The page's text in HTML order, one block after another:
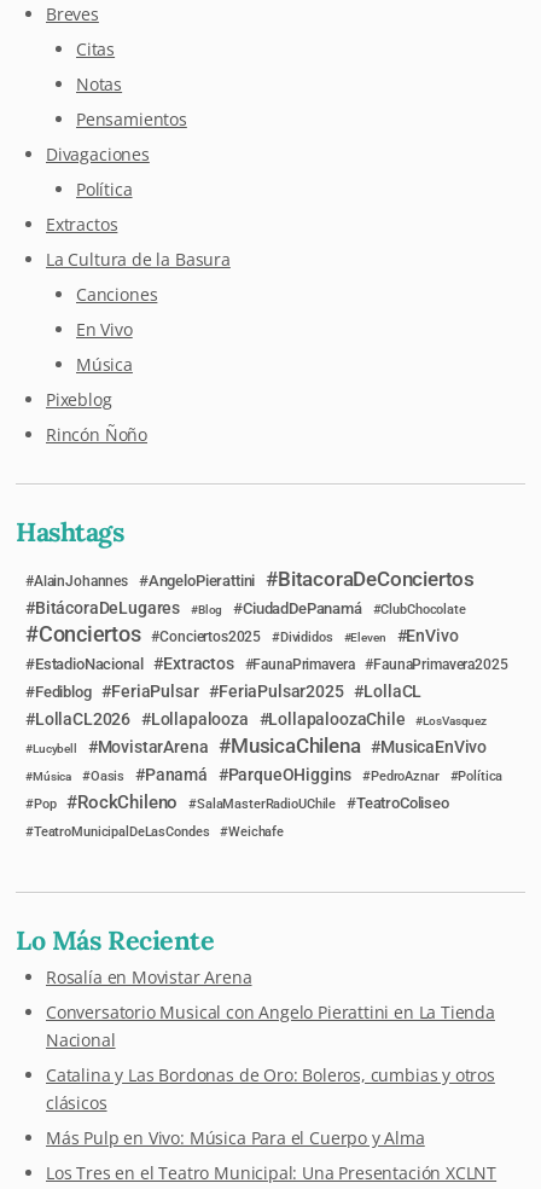
Breves
Citas
Notas
Pensamientos
Divagaciones
Política
Extractos
La Cultura de la Basura
Canciones
En Vivo
Música
Pixeblog
Rincón Ñoño
Hashtags
AlainJohannes AngeloPierattini BitacoraDeConciertos
BitácoraDeLugares Blog CiudadDePanamá ClubChocolate
Conciertos Conciertos2025 Divididos Eleven EnVivo
EstadioNacional Extractos FaunaPrimavera FaunaPrimavera2025
Fediblog FeriaPulsar FeriaPulsar2025
LollaCL
LollaCL2026
Lollapalooza LollapaloozaChile
LosVasquez
Lucybell
MovistarArena MusicaChilena MusicaEnVivo
Música Oasis Panamá ParqueOHiggins PedroAznar
Política
Pop
RockChileno SalaMasterRadioUChile TeatroColiseo
TeatroMunicipalDeLasCondes Weichafe
Lo Más Reciente
Rosalía en Movistar Arena
Conversatorio Musical con Angelo Pierattini en La Tienda
Nacional
Catalina y Las Bordonas de Oro: Boleros, cumbias y otros
clásicos
Más Pulp en Vivo: Música Para el Cuerpo y Alma
Los Tres en el Teatro Municipal: Una Presentación XCLNT